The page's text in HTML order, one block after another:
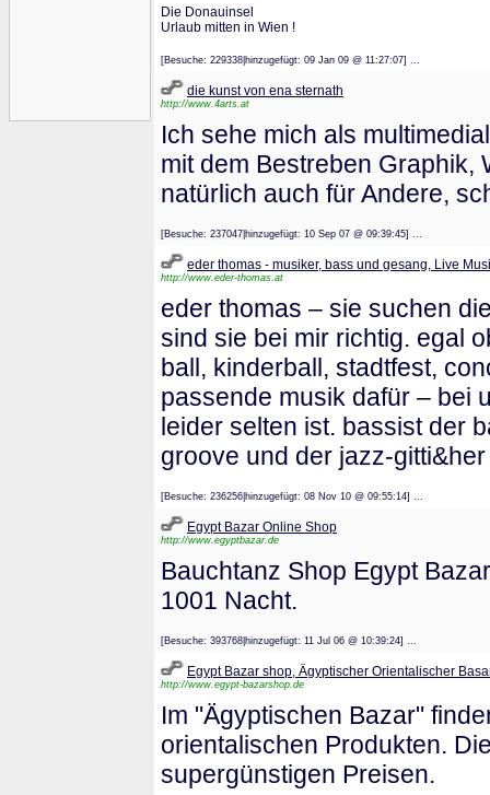
Die Donauinsel
Urlaub mitten in Wien !
[Besuche: 229338|hinzugefügt: 09 Jan 09 @ 11:27:07] ...
die kunst von ena sternath
http://www.4arts.at
Ich sehe mich als
mit dem Bestreben Graphik,
natürlich auch für Andere,
[Besuche: 237047|hinzugefügt: 10 Sep 07 @ 09:39:45] ...
eder thomas - musiker, bass und gesang, Live
http://www.eder-thomas.at
eder thomas – sie suchen
sind sie bei mir richtig. egal
ball, kinderball, stadtfest,
passende musik dafür – bei
leider selten ist. bassist der
groove und der jazz-
[Besuche: 236256|hinzugefügt: 08 Nov 10 @ 09:55:14] ...
Egypt Bazar Online Shop
http://www.egyptbazar.de
Bauchtanz Shop Egypt
1001 Nacht.
[Besuche: 393768|hinzugefügt: 11 Jul 06 @ 10:39:24] ...
Egypt Bazar shop, Ägyptischer Orientalischer
http://www.egypt-bazarshop.de
Im "Ägyptischen Bazar"
orientalischen Produkten.
supergünstigen Preisen.